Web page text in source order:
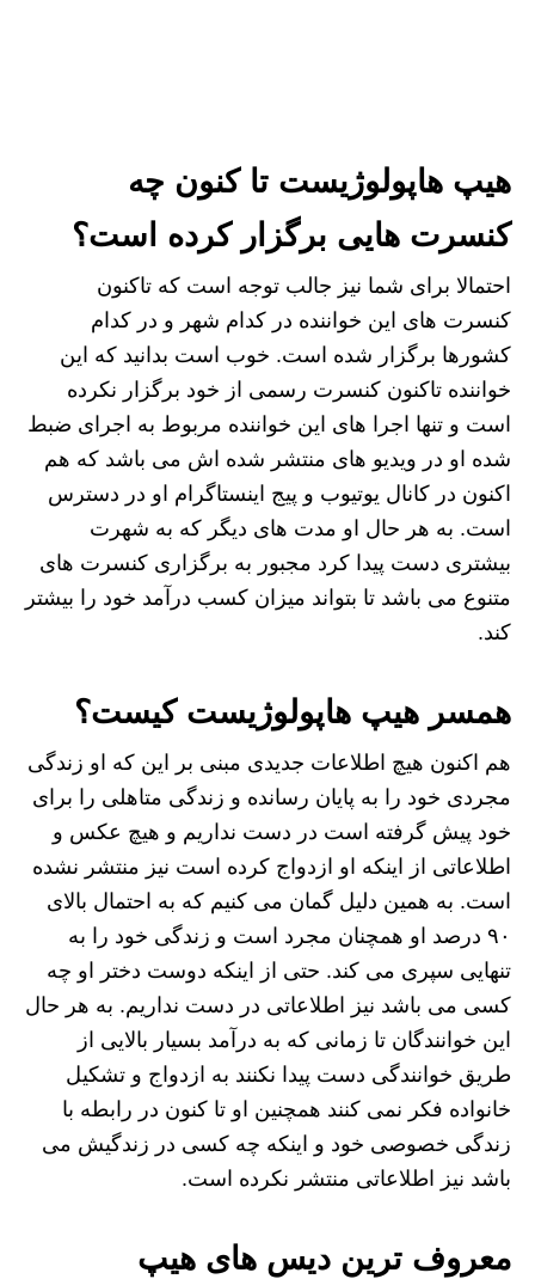
هیپ هاپولوژیست تا کنون چه
کنسرت هایی برگزار کرده است؟
احتمالا برای شما نیز جالب توجه است که تاکنون
کنسرت های این خواننده در کدام شهر و در کدام
کشورها برگزار شده است. خوب است بدانید که این
خواننده تاکنون کنسرت رسمی از خود برگزار نکرده
است و تنها اجرا های این خواننده مربوط به اجرای ضبط
شده او در ویدیو های منتشر شده اش می باشد که هم
اکنون در کانال یوتیوب و پیج اینستاگرام او در دسترس
است. به هر حال او مدت های دیگر که به شهرت
بیشتری دست پیدا کرد مجبور به برگزاری کنسرت های
متنوع می باشد تا بتواند میزان کسب درآمد خود را بیشتر
کند.
همسر هیپ هاپولوژیست کیست؟
هم اکنون هیچ اطلاعات جدیدی مبنی بر این که او زندگی
مجردی خود را به پایان رسانده و زندگی متاهلی را برای
خود پیش گرفته است در دست نداریم و هیچ عکس و
اطلاعاتی از اینکه او ازدواج کرده است نیز منتشر نشده
است. به همین دلیل گمان می کنیم که به احتمال بالای
۹۰ درصد او همچنان مجرد است و زندگی خود را به
تنهایی سپری می‌ کند. حتی از اینکه دوست دختر او چه
کسی می باشد نیز اطلاعاتی در دست نداریم. به هر حال
این خوانندگان تا زمانی که به درآمد بسیار بالایی از
طریق خوانندگی دست پیدا نکنند به ازدواج و تشکیل
خانواده فکر نمی کنند همچنین او تا کنون در رابطه با
زندگی خصوصی خود و اینکه چه کسی در زندگیش می
باشد نیز اطلاعاتی منتشر نکرده است.
معروف ترین دیس های هیپ